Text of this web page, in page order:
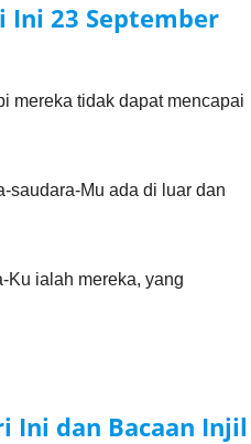
Ini 23 September
mereka tidak dapat mencapai
saudara-Mu ada di luar dan
Ku ialah mereka, yang
Ini dan Bacaan Injil